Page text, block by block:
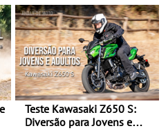
Teste Kawasaki Z650 S:
Diversão para Jovens e